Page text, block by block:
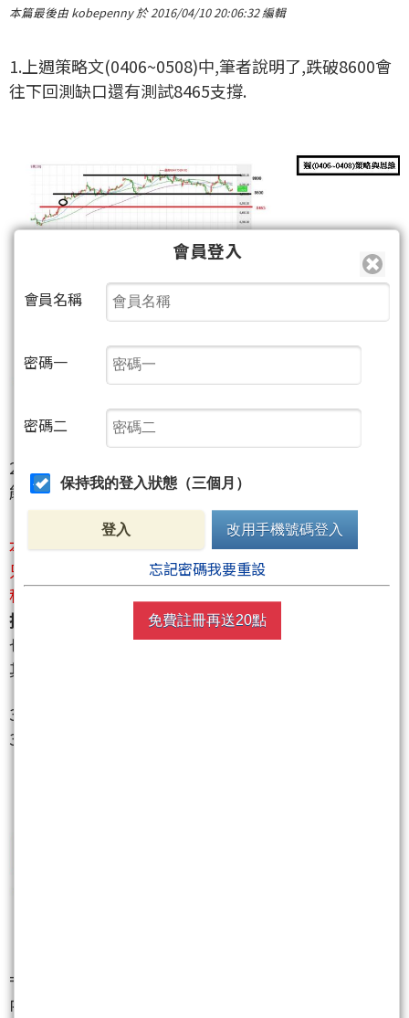
本篇最後由 kobepenny 於 2016/04/10 20:06:32 編輯
1.上週策略文(0406~0508)中,筆者說明了,跌破8600會
往下回測缺口還有測試8465支撐.
2.透過週策略對於一週做出規劃,在每日的操作調整中
能有個依據.
本篇針對這星期沒有具體的操作.
只有針對目前大盤修正格局,可以應對與參考的"各
種"訊息.
技術面+操作面+訊息面=如何應對下週
也是筆者做為下週操作上的參考訊息.
其中一份外資對應的參考資訊......
3.筆者在週(0307~0311)策略與思維中,就說明了台股在
3月結算後會進入修正.
===============
內容為筆者個人面對下週的策略思維,資訊.僅供參考.
會員登入
會員名稱
密碼一
密碼二
保持我的登入狀態（三個月）
登入 改用手機號碼登入
忘記密碼我要重設
免費註冊再送20點